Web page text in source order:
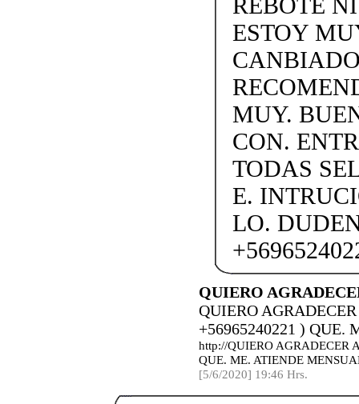
ESTOY
MUY.
CON.
TODAS
E.
LO.
QUIERO
QUIERO
+56965240221 ) QUE.
http://QUIERO AGRADECER
QUE. ME. ATIENDE
[5/6/2020] 19:46 Hrs.